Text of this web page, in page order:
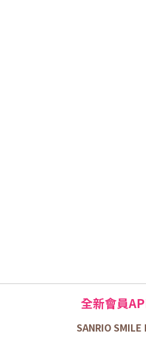
全新會員
SANRIO SMILE